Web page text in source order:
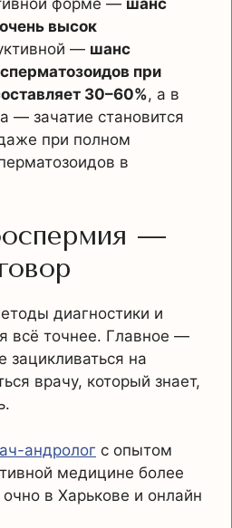
высок
— шанс
при
30–60%, а в
— зачатие становится
при полном
в
—
диагностики и
всё точнее. Главное —
зацикливаться на
врачу, который знает,
андролог с опытом
медицине более
в Харькове и онлайн